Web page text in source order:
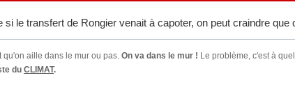
si le transfert de Rongier venait à capoter, on peut craindre
qu'on aille dans le mur ou pas.On va dans le mur ! Le problème, c'est à
duCLIMAT.